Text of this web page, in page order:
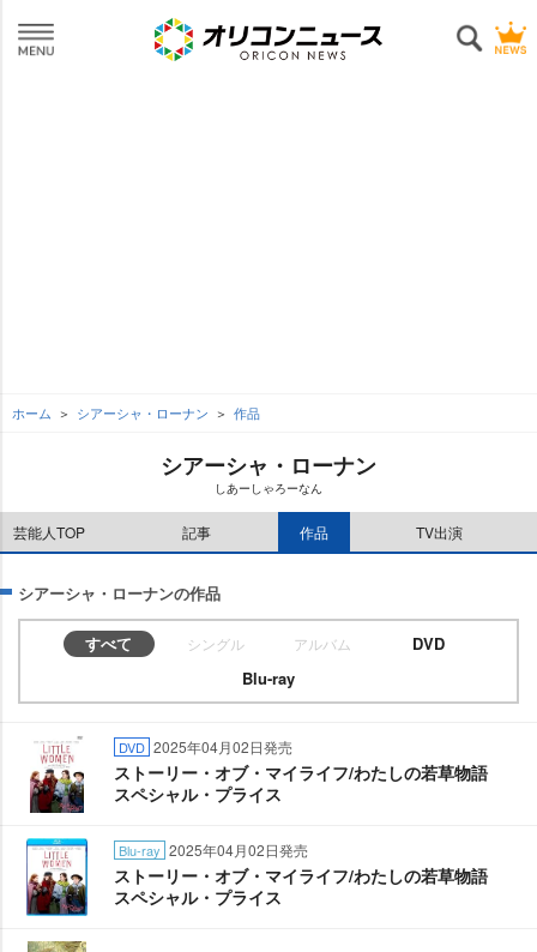
ホーム シアーシャ・ローナン 作品
シアーシャ・ローナン
しあーしゃろーなん
芸能人TOP 記事 作品 TV出演
シアーシャ・ローナンの作品
すべて シングル アルバム
DVD
Blu-ray
DVD 2025年04月02日発売
ストーリー・オブ・マイライフ/わたしの若草物語
スペシャル・プライス
Blu-ray 2025年04月02日発売
ストーリー・オブ・マイライフ/わたしの若草物語
スペシャル・プライス